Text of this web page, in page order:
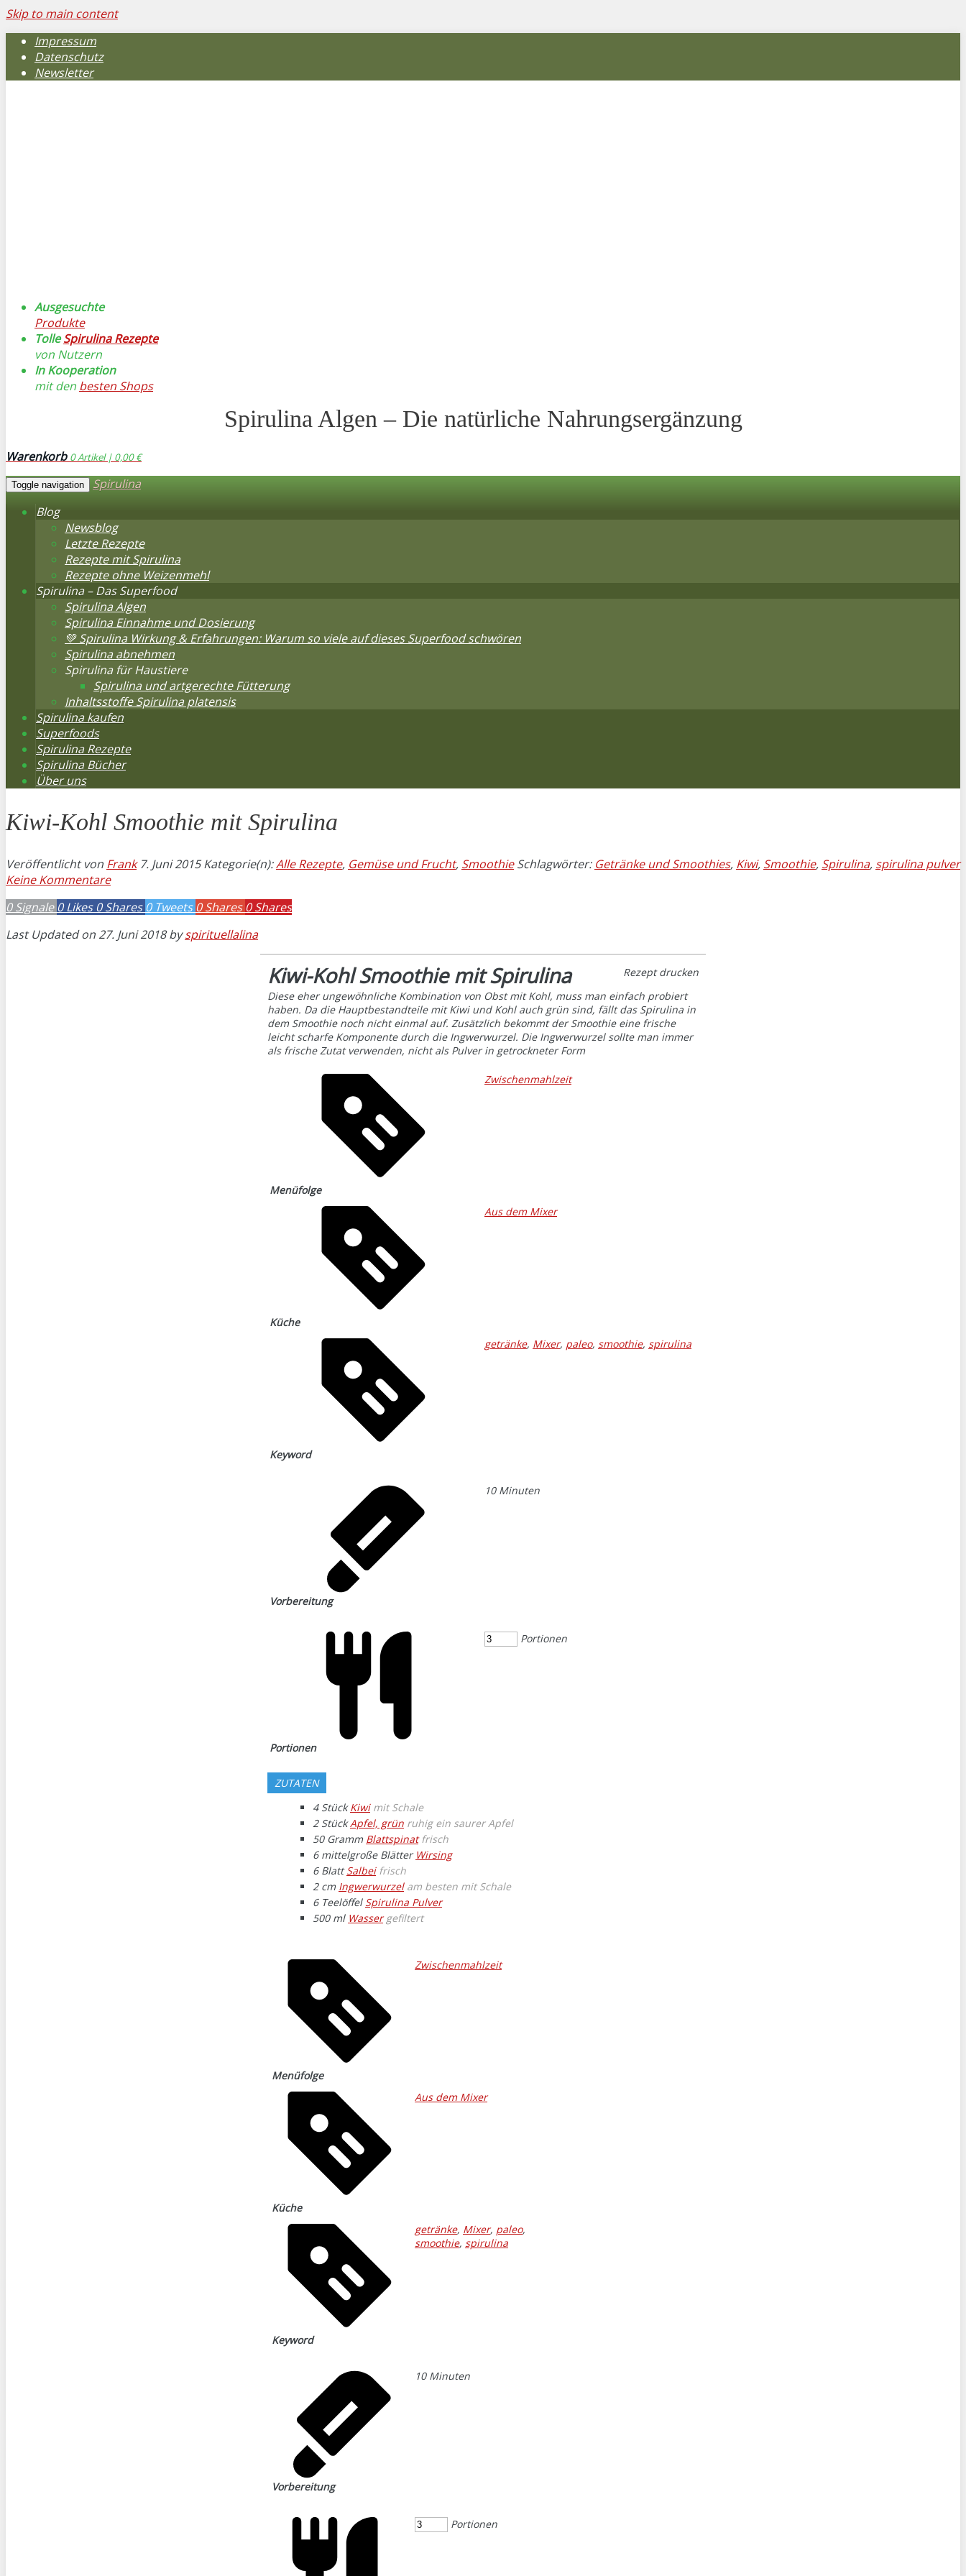
Skip to main content
Impressum
Datenschutz
Newsletter
Ausgesuchte
Produkte
TolleSpirulina Rezepte
von Nutzern
In Kooperation
mit den besten Shops
Spirulina Algen – Die natürliche Nahrungsergänzung
Warenkorb 0Artikel | 0,00 €
Toggle navigation
Spirulina
Blog
Newsblog
Letzte Rezepte
Rezepte mit Spirulina
Rezepte ohne Weizenmehl
Spirulina – Das Superfood
Spirulina Algen
Spirulina Einnahme und Dosierung
💚 Spirulina Wirkung & Erfahrungen: Warum so viele auf dieses Superfood schwören
Spirulina abnehmen
Spirulina für Haustiere
Spirulina und artgerechte Fütterung
Inhaltsstoffe Spirulina platensis
Spirulina kaufen
Superfoods
Spirulina Rezepte
Spirulina Bücher
Über uns
Kiwi-Kohl Smoothie mit Spirulina
Veröffentlicht von Frank 7. Juni 2015 Kategorie(n):Alle Rezepte, Gemüse und Frucht, SmoothieSchlagwörter: Getränke und Smoothies, Kiwi, Smoothie, Spirulina, spirulina pulver
Keine Kommentare
0 Signale 0 Likes 0 Shares 0 Tweets 0 Shares 0 Shares
Last Updated on 27. Juni 2018 byspirituellalina
Rezept drucken
Kiwi-Kohl Smoothie mit Spirulina
Diese eher ungewöhnliche Kombination von Obst mit Kohl, muss man einfach probiert
haben. Da die Hauptbestandteile mit Kiwi und Kohl auch grün sind, fällt das Spirulina in
dem Smoothie noch nicht einmal auf. Zusätzlich bekommt der Smoothie eine frische
leicht scharfe Komponente durch die Ingwerwurzel. Die Ingwerwurzel sollte man immer
als frische Zutat verwenden, nicht als Pulver in getrockneter Form
Menüfolge
Zwischenmahlzeit
Küche
Aus dem Mixer
Keyword
getränke, Mixer, paleo, smoothie, spirulina
Vorbereitung
10 Minuten
Portionen
Portionen
ZUTATEN
4 Stück Kiwi mit Schale
2 Stück Apfel, grün ruhig ein saurer Apfel
50 Gramm Blattspinat frisch
6 mittelgroße Blätter Wirsing
6 Blatt Salbei frisch
2 cm Ingwerwurzel am besten mit Schale
6 Teelöffel Spirulina Pulver
500 ml Wasser gefiltert
Menüfolge
Zwischenmahlzeit
Küche
Aus dem Mixer
Keyword
getränke, Mixer, paleo,
smoothie, spirulina
Vorbereitung
10 Minuten
Portionen